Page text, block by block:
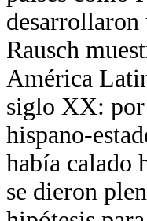
desarrollaron
Rausch
América
siglo XX: por
hispano-
había calado
se dieron